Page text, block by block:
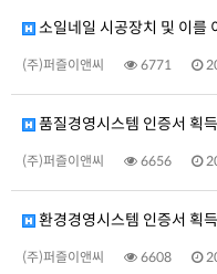
소일네일 시공장치 및 이를
(주)퍼즐이앤씨 6771
품질경영시스템 인증서 획득
(주)퍼즐이앤씨 6656
환경경영시스템 인증서 획득
(주)퍼즐이앤씨 6608